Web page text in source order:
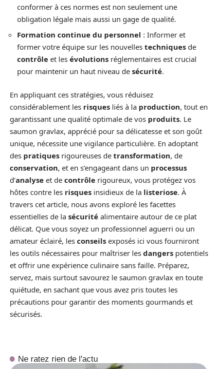
conformer à ces normes est non seulement une
obligation légale mais aussi un gage de qualité.
Formation continue du personnel : Informer et
former votre équipe sur les nouvelles techniques de
contrôle et les évolutions réglementaires est crucial
pour maintenir un haut niveau de sécurité.
En appliquant ces stratégies, vous réduisez
considérablement les risques liés à la production, tout en
garantissant une qualité optimale de vos produits. Le
saumon gravlax, apprécié pour sa délicatesse et son goût
unique, nécessite une vigilance particulière. En adoptant
des pratiques rigoureuses de transformation, de
conservation, et en s’engageant dans un processus
d’analyse et de contrôle rigoureux, vous protégez vos
hôtes contre les risques insidieux de la listeriose. À
travers cet article, nous avons exploré les facettes
essentielles de la sécurité alimentaire autour de ce plat
délicat. Que vous soyez un professionnel aguerri ou un
amateur éclairé, les conseils exposés ici vous fourniront
les outils nécessaires pour maîtriser les dangers potentiels
et offrir une expérience culinaire sans faille. Préparez,
servez, mais surtout savourez le saumon gravlax en toute
quiétude, en sachant que vous avez pris toutes les
précautions pour garantir des moments gourmands et
sécurisés.
Ne ratez rien de l'actu